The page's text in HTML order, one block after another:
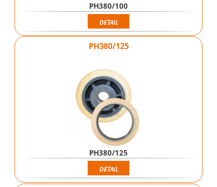
PH380/100
DETAIL
PH380/125
PH380/125
DETAIL